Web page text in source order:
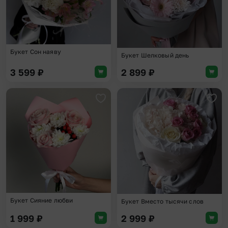
Букет Сон наяву
3 599 ₽
Букет Шелковый день
2 899 ₽
Добавить в избранное
Букет Сияние любви
1 999 ₽
Букет Вместо тысячи слов
2 999 ₽